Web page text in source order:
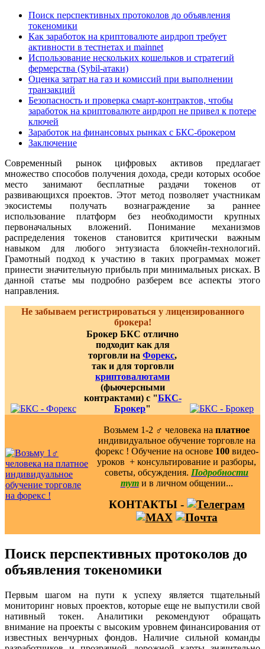
Поиск перспективных протоколов до объявления
токеномики
Как заработок на криптовалюте аирдроп требует
активности в тестнетах и mainnet
Использование нескольких кошельков и стратегий
фермерства (Sybil-атаки)
Оценка затрат на газ и комиссий при выполнении
транзакций
Безопасность и проверка смарт-контрактов, чтобы
заработок на криптовалюте аирдроп не привел к потере
ключей
Заработок на финансовых рынках с БКС-брокером
Заключение
Современный рынок цифровых активов предлагает
множество способов получения дохода, среди которых особое
место занимают бесплатные раздачи токенов от
развивающихся проектов. Этот метод позволяет участникам
экосистемы получать вознаграждение за раннее
использование платформ без необходимости крупных
первоначальных вложений. Понимание механизмов
распределения токенов становится критически важным
навыком для любого энтузиаста блокчейн-технологий.
Грамотный подход к участию в таких программах может
принести значительную прибыль при минимальных рисках. В
данной статье мы подробно разберем все аспекты этого
направления.
Не забываем регистрироваться у лицензированного
брокера!
Брокер БКС отлично
подходит как для
торговли на Форекс,
так и для торговли
криптовалютами
(фьючерсными
контрактами) с "БКС-
Брокер"
Возьмем 1-2 ‍♂️ человека на платное
индивидуальное обучение торговле на
форекс ! Обучение на основе 100видео-
уроков ️ + консультирование и разборы,
советы, обсуждения. Подробности
тут и в личном общении...
КОНТАКТЫ -
Поиск перспективных протоколов до
объявления токеномики
Первым шагом на пути к успеху является тщательный
мониторинг новых проектов, которые еще не выпустили свой
нативный токен. Аналитики рекомендуют обращать
внимание на проекты с высоким уровнем финансирования от
известных венчурных фондов. Наличие сильной команды